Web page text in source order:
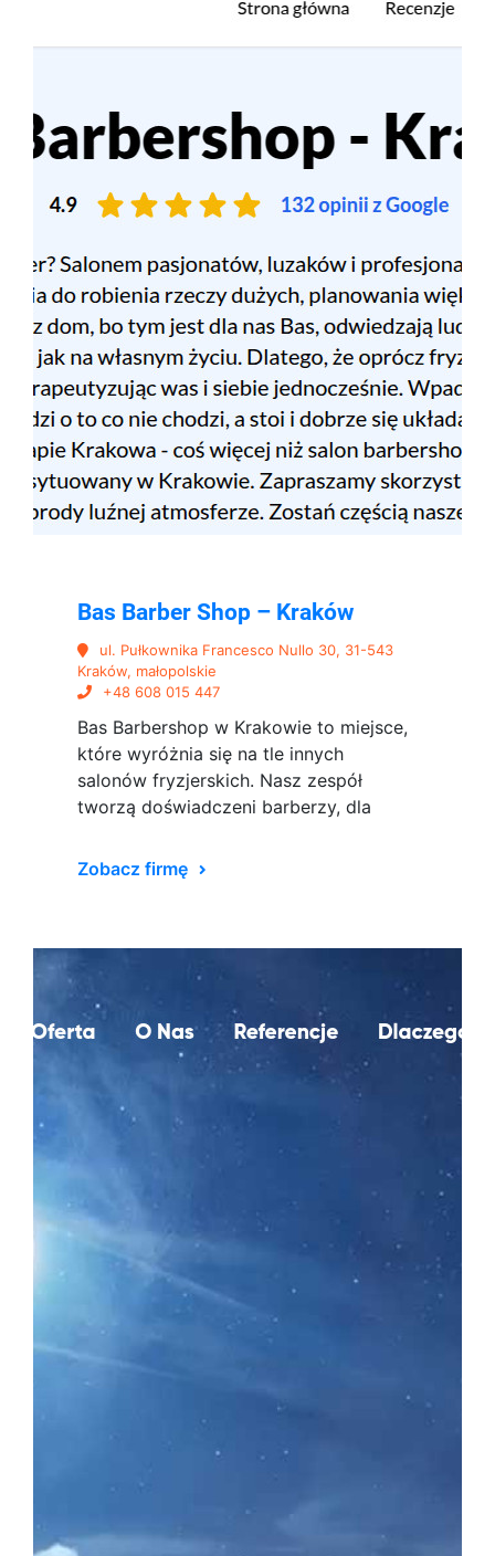
Bas Barber Shop – Kraków
ul. Pułkownika Francesco Nullo 30, 31-543
Kraków, małopolskie
+48 608 015 447
Bas Barbershop w Krakowie to miejsce,
które wyróżnia się na tle innych
salonów fryzjerskich. Nasz zespół
tworzą doświadczeni barberzy, dla
Zobacz firmę